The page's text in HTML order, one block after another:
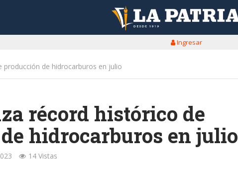
Ingresar
producción de hidrocarburos en julio
récord histórico de
hidrocarburos en julio
14 Vistas